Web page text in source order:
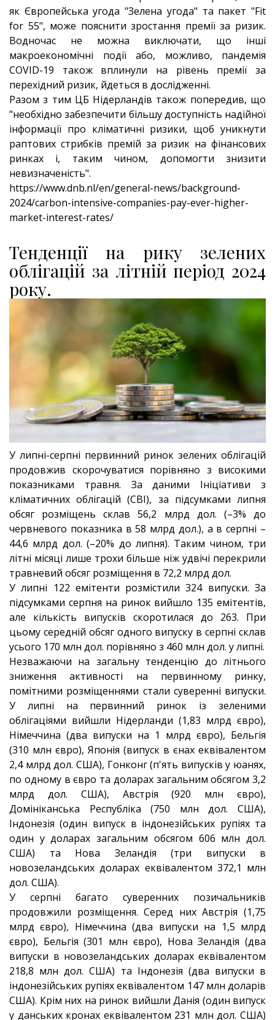
як Європейська угода "Зелена угода" та пакет "Fit
for 55", може пояснити зростання премії за ризик.
Водночас не можна виключати, що інші
макроекономічні події або, можливо, пандемія
COVID-19 також вплинули на рівень премії за
перехідний ризик, йдеться в дослідженні.
Разом з тим ЦБ Нідерландів також попередив, що
"необхідно забезпечити більшу доступність надійної
інформації про кліматичні ризики, щоб уникнути
раптових стрибків премій за ризик на фінансових
ринках і, таким чином, допомогти знизити
невизначеність".
https://www.dnb.nl/en/general-news/background-
2024/carbon-intensive-companies-pay-ever-higher-
market-interest-rates/
Тенденції на рику зелених
облігацій за літній період 2024
року.
У липні-серпні первинний ринок зелених облігацій
продовжив скорочуватися порівняно з високими
показниками травня. За даними Ініціативи з
кліматичних облігацій (CBI), за підсумками липня
обсяг розміщень склав 56,2 млрд дол. (–3% до
червневого показника в 58 млрд дол.), а в серпні –
44,6 млрд дол. (–20% до липня). Таким чином, три
літні місяці лише трохи більше ніж удвічі перекрили
травневий обсяг розміщення в 72,2 млрд дол.
У липні 122 емітенти розмістили 324 випуски. За
підсумками серпня на ринок вийшло 135 емітентів,
але кількість випусків скоротилася до 263. При
цьому середній обсяг одного випуску в серпні склав
усього 170 млн дол. порівняно з 460 млн дол. у липні.
Незважаючи на загальну тенденцію до літнього
зниження активності на первинному ринку,
помітними розміщеннями стали суверенні випуски.
У липні на первинний ринок із зеленими
облігаціями вийшли Нідерланди (1,83 млрд євро),
Німеччина (два випуски на 1 млрд євро), Бельгія
(310 млн євро), Японія (випуск в єнах еквівалентом
2,4 млрд дол. США), Гонконг (п'ять випусків у юанях,
по одному в євро та доларах загальним обсягом 3,2
млрд дол. США), Австрія (920 млн євро),
Домініканська Республіка (750 млн дол. США),
Індонезія (один випуск в індонезійських рупіях та
один у доларах загальним обсягом 606 млн дол.
США) та Нова Зеландія (три випуски в
новозеландських доларах еквівалентом 372,1 млн
дол. США).
У серпні багато суверенних позичальників
продовжили розміщення. Серед них Австрія (1,75
млрд євро), Німеччина (два випуски на 1,5 млрд
євро), Бельгія (301 млн євро), Нова Зеландія (два
випуски в новозеландських доларах еквівалентом
218,8 млн дол. США) та Індонезія (два випуски в
індонезійських рупіях еквівалентом 147 млн доларів
США). Крім них на ринок вийшли Данія (один випуск
у данських кронах еквівалентом 231 млн дол. США)